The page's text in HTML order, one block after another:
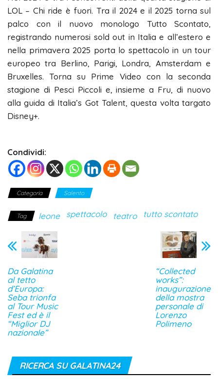
LOL – Chi ride è fuori. Tra il 2024 e il 2025 torna sul
palco con il nuovo monologo Tutto Scontato,
registrando numerosi sold out in Italia e all’estero e
nella primavera 2025 porta lo spettacolo in un tour
europeo tra Berlino, Parigi, Londra, Amsterdam e
Bruxelles. Torna su Prime Video con la seconda
stagione di Pesci Piccoli e, insieme a Fru, di nuovo
alla guida di Italia’s Got Talent, questa volta targato
Disney+.
Condividi:
Categoria Salento
Tag leone spettacolo teatro tutto scontato
Da Galatina
al tetto
d’Europa:
Seba trionfa
al Tour Music
Fest ed è il
“Miglior DJ
nazionale”
“Collected
works”:
inaugurazione
della mostra
personale di
Lorenzo
Polimeno
RICERCA SU GALATINA24